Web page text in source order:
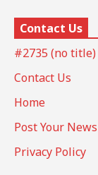
Contact Us
#2735 (no title)
Contact Us
Home
Post Your News
Privacy Policy